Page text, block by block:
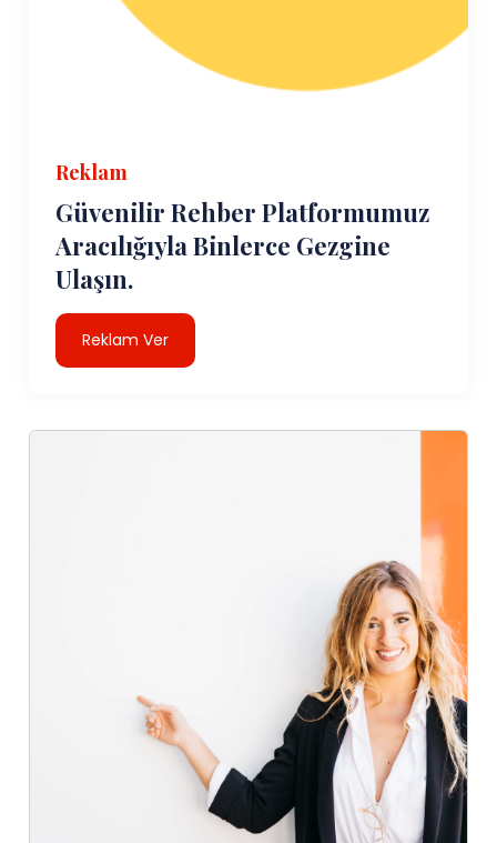
Reklam
Güvenilir Rehber Platformumuz
Aracılığıyla Binlerce Gezgine
Ulaşın.
Reklam Ver